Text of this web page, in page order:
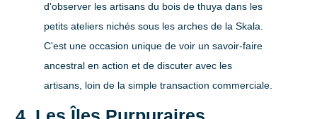
d'observer les artisans du bois de thuya dans les
petits ateliers nichés sous les arches de la Skala.
C'est une occasion unique de voir un savoir-faire
ancestral en action et de discuter avec les
artisans, loin de la simple transaction commerciale.